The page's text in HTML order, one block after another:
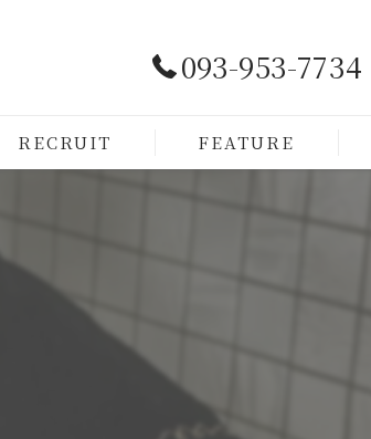
093-953-7734
RECRUIT FEATURE
メンズ